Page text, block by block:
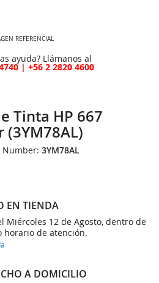
REFERENCIAL
ayuda? Llámanos al
| +56 2 2820 4600
Tinta HP 667
Number:3YM78AL
EN TIENDA
Miércoles 12 de Agosto, dentro de
horario de atención.
A DOMICILIO